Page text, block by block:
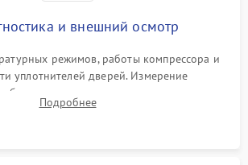
2000 ₽ Подробнее →
1000 ₽
и внешний осмотр
режимов, работы компрессора и
уплотнителей дверей. Измерение
обмоток мотора, проверка термостата и
ошибок с электронного дисплея.
Подробнее